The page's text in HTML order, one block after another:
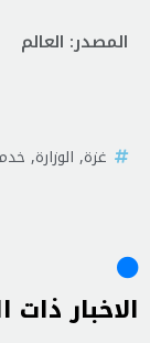
المصدر: العالم
غزة, الوزارة,
الاخبار ذات